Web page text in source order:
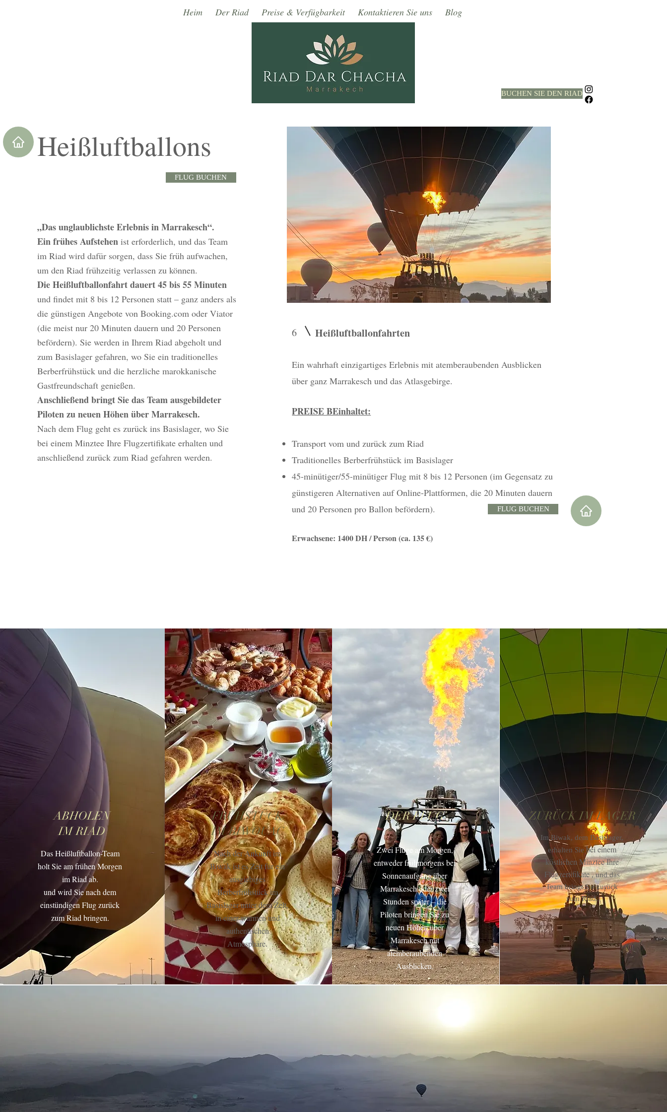
Heim Der Riad Preise & Verfügbarkeit Kontaktieren Sie uns Blog
BUCHEN SIE DEN RIAD
Heißluftballons
FLUG BUCHEN
„Das unglaublichste Erlebnis in Marrakesch“.
Ein frühes Aufstehenist erforderlich, und das Team
im Riad wird dafür sorgen, dass Sie früh aufwachen,
um den Riad frühzeitig verlassen zu können.
Die Heißluftballonfahrt dauert 45 bis 55 Minuten
und findet mit 8 bis 12 Personen statt – ganz anders als
die günstigen Angebote von Booking.com oder Viator
(die meist nur 20 Minuten dauern und 20 Personen
befördern). Sie werden in Ihrem Riad abgeholt und
zum Basislager gefahren, wo Sie ein traditionelles
Berberfrühstück und die herzliche marokkanische
Gastfreundschaft genießen.
Anschließend bringt Sie das Team ausgebildeter
Piloten zu neuen Höhen über Marrakesch.
Nach dem Flug geht es zurück ins Basislager, wo Sie
bei einem Minztee Ihre Flugzertifikate erhalten und
anschließend zurück zum Riad gefahren werden.
6 Heißluftballonfahrten
Ein wahrhaft einzigartiges Erlebnis mit atemberaubenden Ausblicken
über ganz Marrakesch und das Atlasgebirge.
PREISE BEinhaltet:
Transport vom und zurück zum Riad
Traditionelles Berberfrühstück im Basislager
45-minütiger/55-minütiger Flug mit 8 bis 12 Personen (im Gegensatz zu
günstigeren Alternativen auf Online-Plattformen, die 20 Minuten dauern
und 20 Personen pro Ballon befördern).
Erwachsene: 1400DH / Person (ca. 135 €)
FLUG BUCHEN
ABHOLEN
IM RIAD
Das Heißluftballon-Team
holt Sie am frühen Morgen
im Riad ab.
und wird Sie nach dem
einstündigen Flug zurück
zum Riad bringen.
FRÜHSTÜCK
IM BIWOUAC
Nach der Ankunft im
Biwak ist es Zeit für ein
ausgiebiges
Berberfrühstück im
Basislager unter dem Zelt,
in einer warmen und
authentischen
Atmosphäre.
DER FLUG
Zwei Flüge am Morgen,
entweder frühmorgens bei
Sonnenaufgang über
Marrakeschoder zwei
Stunden später – die
Piloten bringen Sie zu
neuen Höhen über
Marrakesch mit
atemberaubenden
Ausblicken.
ZURÜCK IM LAGER
Im Biwak, dem Basislager,
erhalten Sie bei einem
köstlichen MinzteeIhre
Flugzertifikate, und das
Team bringt Sie zurück
zum Riad.